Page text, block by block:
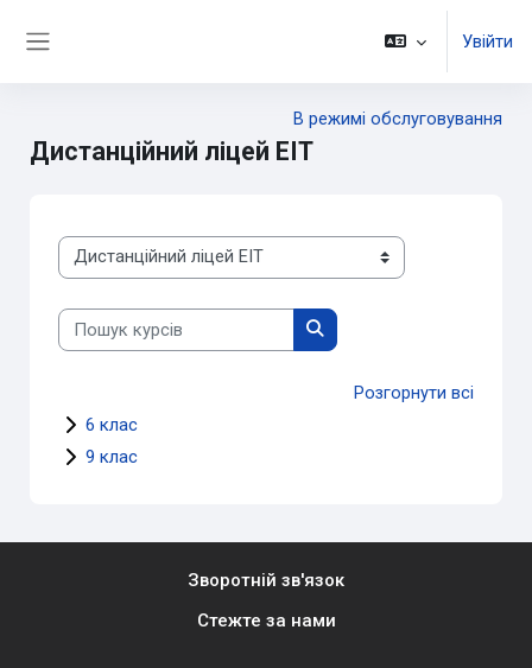
Увійти
В режимі обслуговування
Дистанційний ліцей ЕІТ
Категорії курсів
Пошук курсів
Пошук курсів
Розгорнути всі
6 клас
9 клас
Зворотній зв'язок
Стежте за нами